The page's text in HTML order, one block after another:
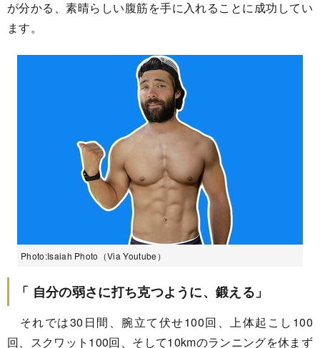
が分かる、素晴らしい腹筋を手に入れることに成功してい
ます。
Photo:Isaiah Photo（Via Youtube）
「 自分の弱さに打ち克つように、鍛える」
それでは30日間、腕立て伏せ100回、上体起こし100
回、スクワット100回、そして10kmのランニングを休まず